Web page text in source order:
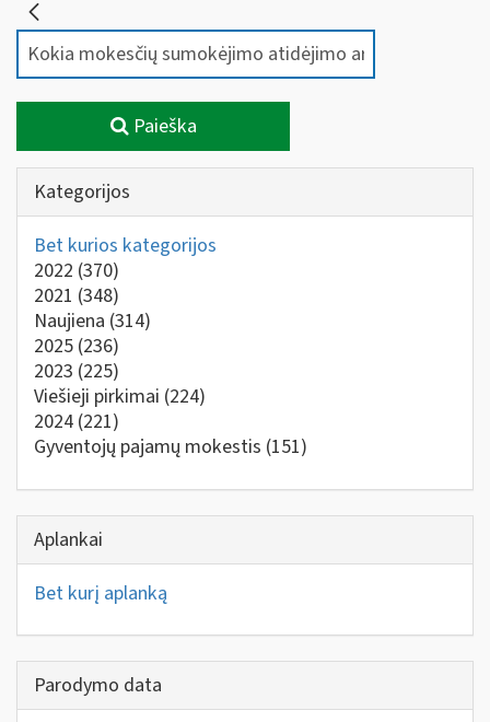
Paieška
Kategorijos
Bet kurios kategorijos
2022 (370)
2021 (348)
Naujiena (314)
2025 (236)
2023 (225)
Viešieji pirkimai (224)
2024 (221)
Gyventojų pajamų mokestis (151)
Aplankai
Bet kurį aplanką
Parodymo data